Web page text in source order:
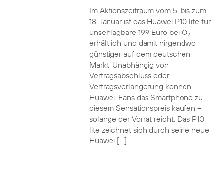
Im Aktionszeitraum vom 5. bis zum
18. Januar ist das Huawei P10 lite für
unschlagbare 199 Euro bei O2
erhältlich und damit nirgendwo
günstiger auf dem deutschen
Markt. Unabhängig von
Vertragsabschluss oder
Vertragsverlängerung können
Huawei-Fans das Smartphone zu
diesem Sensationspreis kaufen –
solange der Vorrat reicht. Das P10
lite zeichnet sich durch seine neue
Huawei […]